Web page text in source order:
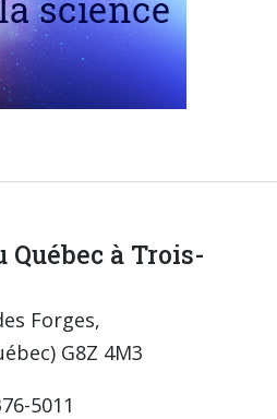
à Trois-
Forges,
G8Z 4M3
5011